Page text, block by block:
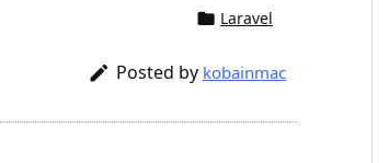
 Laravel
 Posted by kobainmac